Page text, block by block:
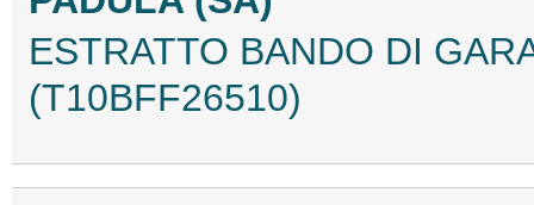
ESTRATTO BANDO DI
(T10BFF26510)